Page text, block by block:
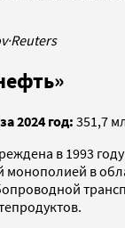
·Reuters
2024 год: 351,7
в 1993
монополией в